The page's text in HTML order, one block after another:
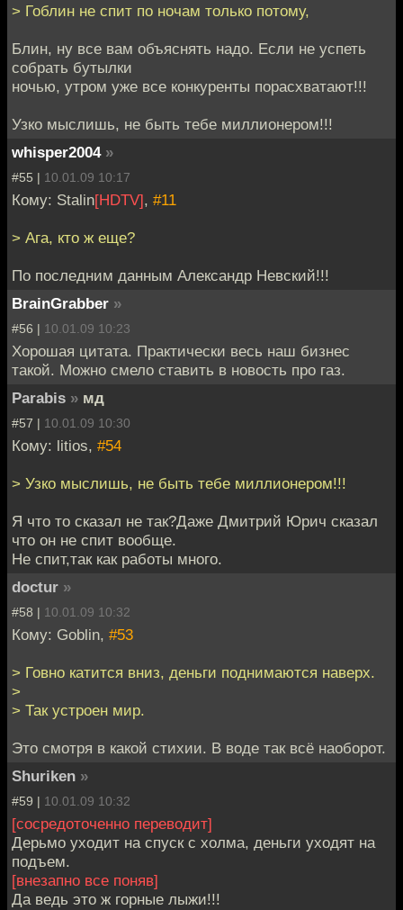
> Гоблин не спит по ночам только потому,
Блин, ну все вам объяснять надо. Если не успеть
собрать бутылки
ночью, утром уже все конкуренты порасхватают!!!
Узко мыслишь, не быть тебе миллионером!!!
whisper2004 »
#55 | 10.01.09 10:17
Кому: Stalin[HDTV], #11
> Ага, кто ж еще?
По последним данным Александр Невский!!!
BrainGrabber »
#56 | 10.01.09 10:23
Хорошая цитата. Практически весь наш бизнес
такой. Можно смело ставить в новость про газ.
Parabis » мд
#57 | 10.01.09 10:30
Кому: litios, #54
> Узко мыслишь, не быть тебе миллионером!!!
Я что то сказал не так?Даже Дмитрий Юрич сказал
что он не спит вообще.
Не спит,так как работы много.
doctur »
#58 | 10.01.09 10:32
Кому: Goblin, #53
> Говно катится вниз, деньги поднимаются наверх.
>
> Так устроен мир.
Это смотря в какой стихии. В воде так всё наоборот.
Shuriken »
#59 | 10.01.09 10:32
[сосредоточенно переводит]
Дерьмо уходит на спуск с холма, деньги уходят на
подъем.
[внезапно все поняв]
Да ведь это ж горные лыжи!!!